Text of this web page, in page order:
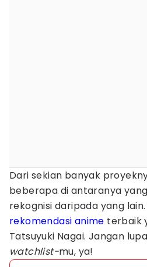
Dari sekian banyak
beberapa di antaranya
rekognisi daripada yang
rekomendasi anime terbaik
Tatsuyuki Nagai. Jangan
watchlist-mu, ya!